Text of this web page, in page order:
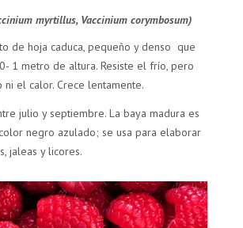
myrtillus, Vaccinium corymbosum)
de hoja caduca, pequeño y denso que
1 metro de altura. Resiste el frío, pero
el calor. Crece lentamente.
julio y septiembre. La baya madura es
negro azulado; se usa para elaborar
jaleas y licores.